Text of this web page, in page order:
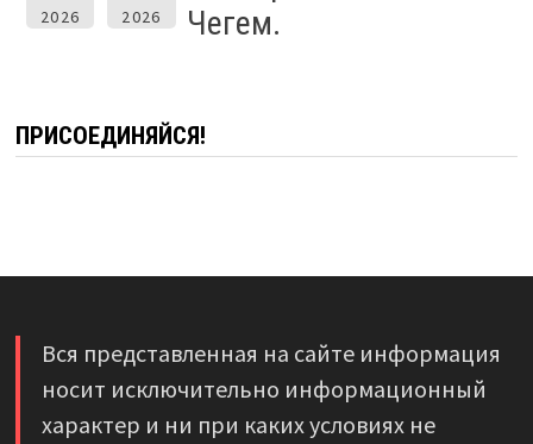
2026 2026
Чегем.
ПРИСОЕДИНЯЙСЯ!
Вся представленная на сайте информация
носит исключительно информационный
характер и ни при каких условиях не